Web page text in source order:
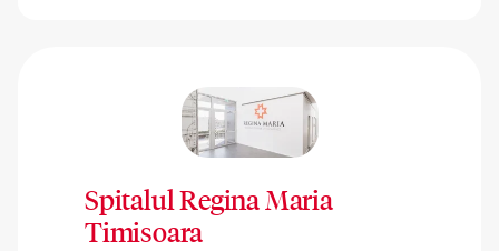
Spitalul Regina Maria
Timisoara